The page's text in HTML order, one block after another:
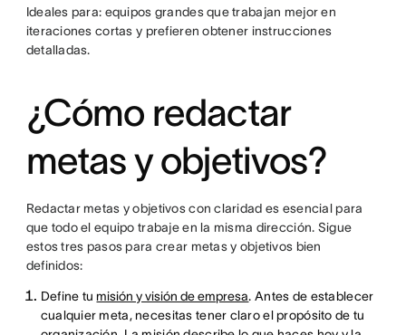
Ideales para: equipos grandes que trabajan mejor en
iteraciones cortas y prefieren obtener instrucciones
detalladas.
¿Cómo redactar
metas y objetivos?
Redactar metas y objetivos con claridad es esencial para
que todo el equipo trabaje en la misma dirección. Sigue
estos tres pasos para crear metas y objetivos bien
definidos:
Define tumisión y visión de empresa. Antes de establecer
cualquier meta, necesitas tener claro el propósito de tu